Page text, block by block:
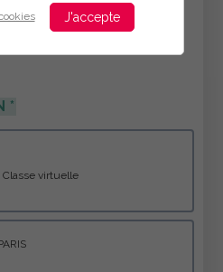
J'accepte
du 21/09/26 au 22/09/26 - Classe virtuelle
11/26 au 27/11/26 - PARIS